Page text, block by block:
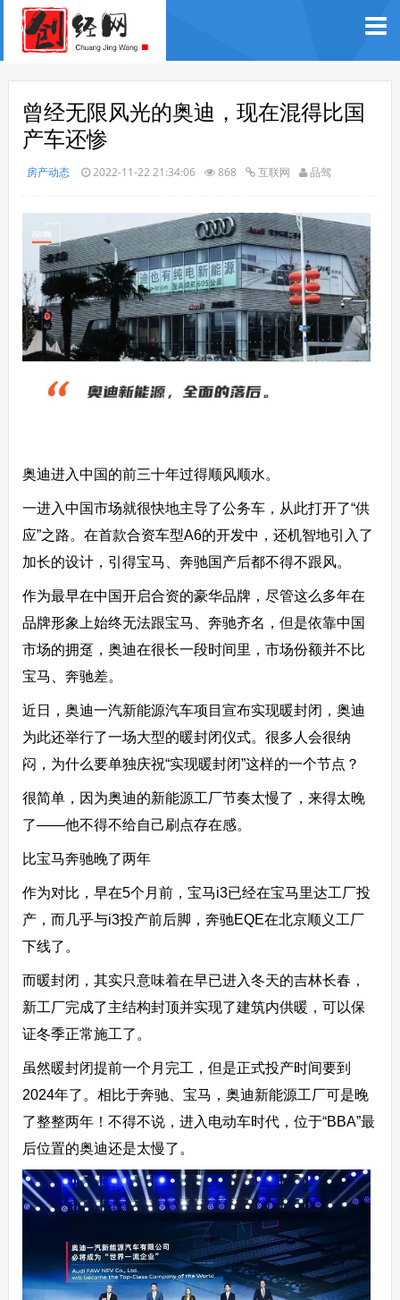
曾经无限风光的奥迪，现在混得比国
产车还惨
房产动态 2022-11-22 21:34:06 868 互联网 品驾
奥迪进入中国的前三十年过得顺风顺水。
一进入中国市场就很快地主导了公务车，从此打开了“供
应”之路。在首款合资车型A6的开发中，还机智地引入了
加长的设计，引得宝马、奔驰国产后都不得不跟风。
作为最早在中国开启合资的豪华品牌，尽管这么多年在
品牌形象上始终无法跟宝马、奔驰齐名，但是依靠中国
市场的拥趸，奥迪在很长一段时间里，市场份额并不比
宝马、奔驰差。
近日，奥迪一汽新能源汽车项目宣布实现暖封闭，奥迪
为此还举行了一场大型的暖封闭仪式。很多人会很纳
闷，为什么要单独庆祝“实现暖封闭”这样的一个节点？
很简单，因为奥迪的新能源工厂节奏太慢了，来得太晚
了——他不得不给自己刷点存在感。
比宝马奔驰晚了两年
作为对比，早在5个月前，宝马i3已经在宝马里达工厂投
产，而几乎与i3投产前后脚，奔驰EQE在北京顺义工厂
下线了。
而暖封闭，其实只意味着在早已进入冬天的吉林长春，
新工厂完成了主结构封顶并实现了建筑内供暖，可以保
证冬季正常施工了。
虽然暖封闭提前一个月完工，但是正式投产时间要到
2024年了。相比于奔驰、宝马，奥迪新能源工厂可是晚
了整整两年！不得不说，进入电动车时代，位于“BBA”最
后位置的奥迪还是太慢了。